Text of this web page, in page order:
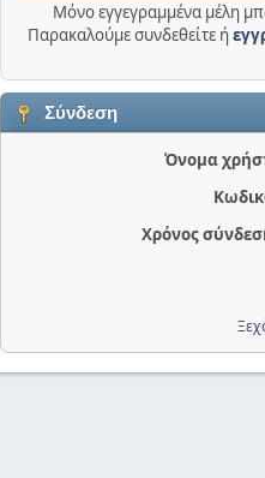
Μόνο εγγεγραμμένα μέλη
Παρακαλούμε συνδεθείτε ή
Σύνδεση
Όνομα
Χρόνος